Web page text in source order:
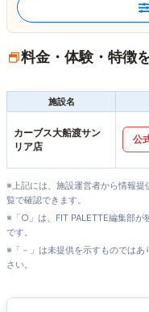
料金・体験・特徴
施設名
カーブス大船渡サン
リア店
公
※上記には、施設運営者から情報
覧で確認できます。
※「○」は、FIT PALETTE編集部が
です。
※「－」は未提供を示すものでは
さい。